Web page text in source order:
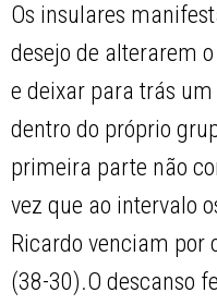
Os insulares
desejo de alterarem
e deixar para trás
dentro do próprio
primeira parte não
vez que ao intervalo
Ricardo venciam por
(38-30).O descanso